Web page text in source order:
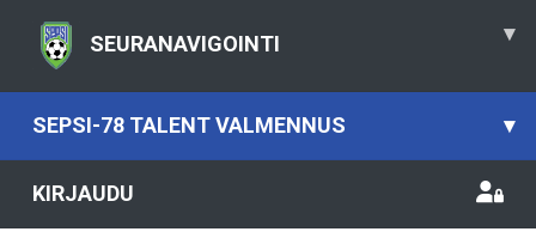
SEURANAVIGOINTI ▾
SEPSI-78 TALENT VALMENNUS ▾
KIRJAUDU